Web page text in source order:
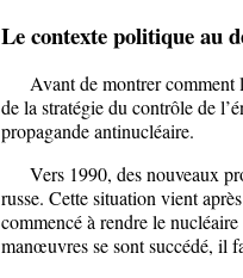
Le contexte politique au
Avant de montrer comment
de la stratégie du contrôle de
propagande antinucléaire.
Vers 1990, des nouveaux
russe. Cette situation vient
commencé à rendre le
manœuvres se sont succédé, il